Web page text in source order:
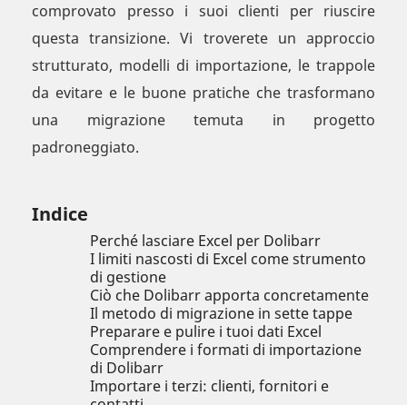
comprovato presso i suoi clienti per riuscire
questa transizione. Vi troverete un approccio
strutturato, modelli di importazione, le trappole
da evitare e le buone pratiche che trasformano
una migrazione temuta in progetto
padroneggiato.
Indice
Perché lasciare Excel per Dolibarr
I limiti nascosti di Excel come strumento
di gestione
Ciò che Dolibarr apporta concretamente
Il metodo di migrazione in sette tappe
Preparare e pulire i tuoi dati Excel
Comprendere i formati di importazione
di Dolibarr
Importare i terzi: clienti, fornitori e